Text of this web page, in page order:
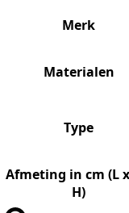
Merk
Materialen
Type
Afmeting in cm (L
H)